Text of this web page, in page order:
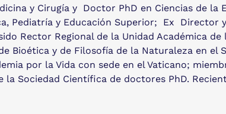
y Cirugía y Doctor PhD en Ciencias de la
Pediatría y Educación Superior; Ex Director
Rector Regional de la Unidad Académica
Bioética y de Filosofía de la Naturaleza en el
por la Vida con sede en el Vaticano;
Sociedad Científica de doctores PhD.